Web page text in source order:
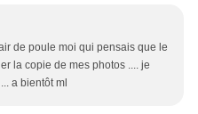
de poule moi qui pensais que le
la copie de mes photos .... je
a bientôt ml